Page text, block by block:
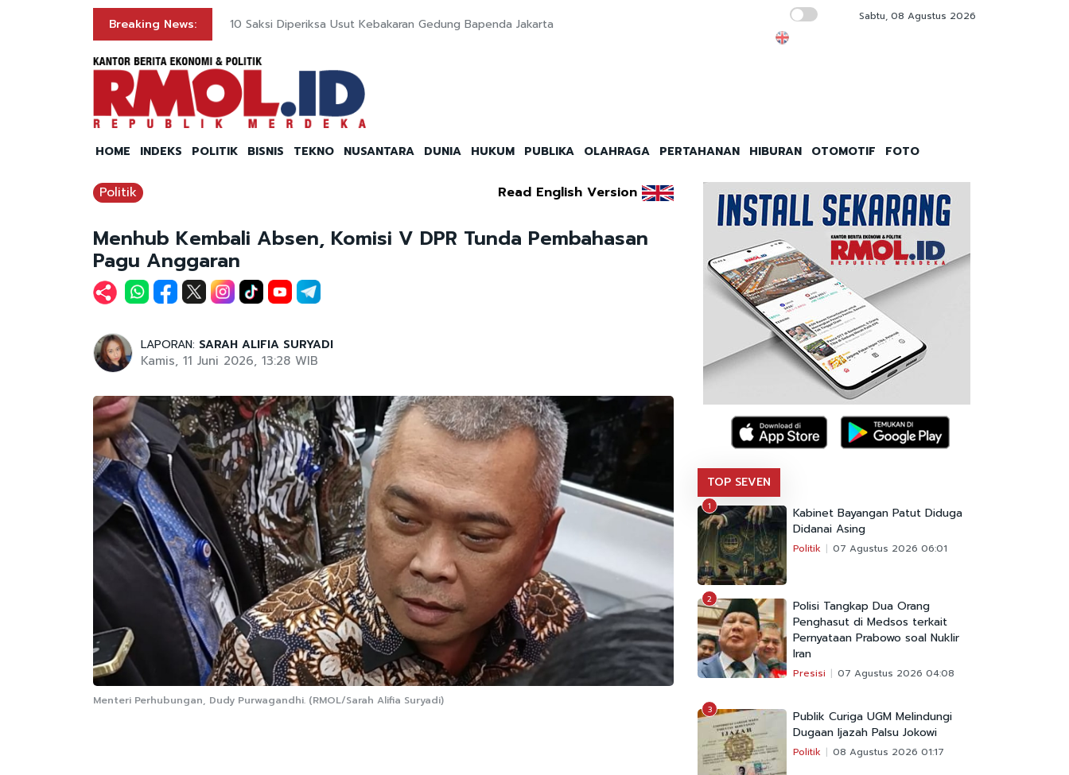
Breaking News: 10 Saksi Diperiksa Usut Kebakaran Gedung Bapenda Jakarta Besok, Dishub DKI Jakarta Launching 3
Sabtu, 08 Agustus 2026
HOME INDEKS POLITIK BISNIS TEKNO NUSANTARA DUNIA HUKUM PUBLIKA OLAHRAGA PERTAHANAN HIBURAN OTOMOTIF FOTO
Politik Read English Version
Menhub Kembali Absen, Komisi V DPR Tunda Pembahasan
Pagu Anggaran
LAPORAN: SARAH ALIFIA SURYADI
Kamis, 11 Juni 2026, 13:28 WIB
Menteri Perhubungan, Dudy Purwagandhi. (RMOL/Sarah Alifia Suryadi)
TOP SEVEN
1
Kabinet Bayangan Patut Diduga
Didanai Asing
Politik 07 Agustus 2026 06:01
2
Polisi Tangkap Dua Orang
Penghasut di Medsos terkait
Pernyataan Prabowo soal Nuklir
Iran
Presisi 07 Agustus 2026 04:08
3
Publik Curiga UGM Melindungi
Dugaan Ijazah Palsu Jokowi
Politik 08 Agustus 2026 01:17